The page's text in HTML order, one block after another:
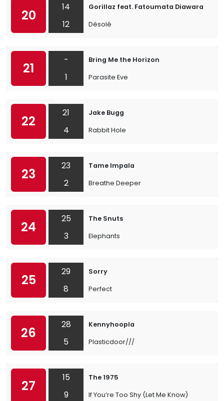
20
14
12
Gorillaz feat. Fatoumata Diawara
Désolé
21
-
1
Bring Me the Horizon
Parasite Eve
22
21
4
Jake Bugg
Rabbit Hole
23
23
2
Tame Impala
Breathe Deeper
24
25
3
The Snuts
Elephants
25
29
8
Sorry
Perfect
26
28
5
Kennyhoopla
Plasticdoor///
27
15
9
The 1975
If You’re Too Shy (Let Me Know)